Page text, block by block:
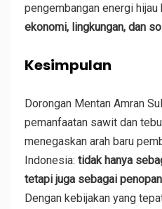
pengembangan energi
ekonomi, lingkungan, dan
Kesimpulan
Dorongan Mentan Amran
pemanfaatan sawit dan
menegaskan arah baru
Indonesia: tidak hanya
tetapi juga sebagai
Dengan kebijakan yang